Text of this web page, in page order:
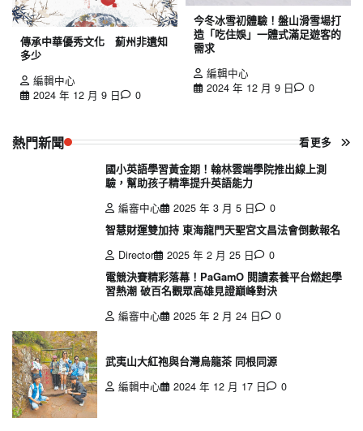
傳承中華優秀文化 薊州非遺知
多少
編輯中心
2024 年 12 月 9 日
0
今冬冰雪初體驗！盤山滑雪場打
造「吃住娛」一體式滿足遊客的
需求
編輯中心
2024 年 12 月 9 日
0
熱門新聞 看更多
國小英語學習黃金期！翰林雲端學院推出線上測
驗，幫助孩子精準提升英語能力
編審中心
2025 年 3 月 5 日
0
智慧財運雙加持 東海龍門天聖宮文昌法會倒數報名
Director
2025 年 2 月 25 日
0
電競決賽精彩落幕！PaGamO 閱讀素養平台燃起學
習熱潮 破百名觀眾高雄見證巔峰對決
編審中心
2025 年 2 月 24 日 0
武夷山大紅袍與台灣烏龍茶 同根同源
編輯中心
2024 年 12 月 17 日 0